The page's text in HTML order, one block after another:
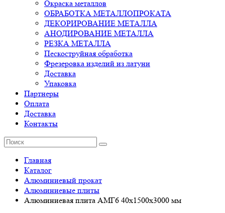
Окраска металлов
ОБРАБОТКА МЕТАЛЛОПРОКАТА
ДЕКОРИРОВАНИЕ МЕТАЛЛА
АНОДИРОВАНИЕ МЕТАЛЛА
РЕЗКА МЕТАЛЛА
Пескоструйная обработка
Фрезеровка изделий из латуни
Доставка
Упаковка
Партнеры
Оплата
Доставка
Контакты
Главная
Каталог
Алюминиевый прокат
Алюминиевые плиты
Алюминиевая плита АМГ6 40х1500х3000 мм